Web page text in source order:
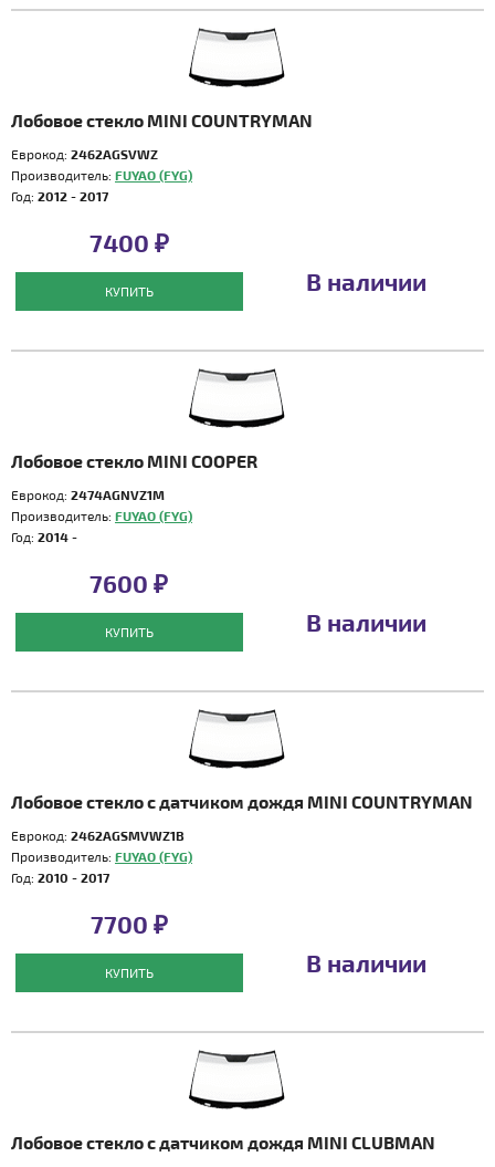
Лобовое стекло MINI COUNTRYMAN
Еврокод: 2462AGSVWZ
Производитель: FUYAO (FYG)
Год: 2012 - 2017
7400 ₽
КУПИТЬ В наличии
Лобовое стекло MINI COOPER
Еврокод: 2474AGNVZ1M
Производитель: FUYAO (FYG)
Год: 2014 -
7600 ₽
КУПИТЬ В наличии
Лобовое стекло с датчиком дождя MINI COUNTRYMAN
Еврокод: 2462AGSMVWZ1B
Производитель: FUYAO (FYG)
Год: 2010 - 2017
7700 ₽
КУПИТЬ В наличии
Лобовое стекло с датчиком дождя MINI CLUBMAN